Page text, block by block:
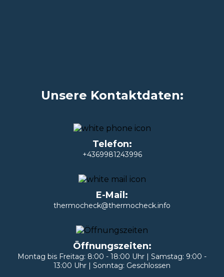
Unsere Kontaktdaten:
Telefon:
+4369981243996
E-Mail:
thermocheck@thermocheck.info
Öffnungszeiten:
Montag bis Freitag: 8:00 - 18:00 Uhr | Samstag: 9:00 -
13:00 Uhr | Sonntag: Geschlossen